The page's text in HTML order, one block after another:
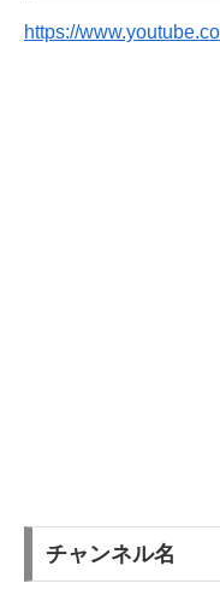
https://
チャンネル名